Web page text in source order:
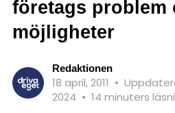
företags problem
möjligheter
Redaktionen
18 april, 2011 •
2024 • 14 minuters